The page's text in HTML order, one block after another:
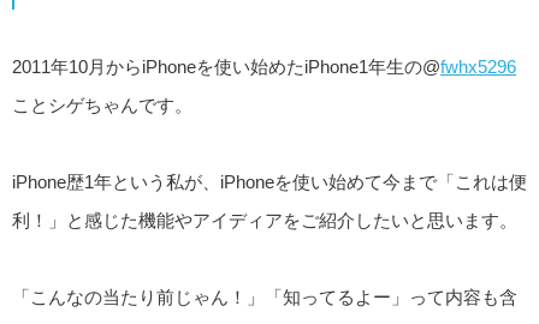
2011年10月からiPhoneを使い始めたiPhone1年生の@fwhx5296
ことシゲちゃんです。
iPhone歴1年という私が、iPhoneを使い始めて今まで「これは便
利！」と感じた機能やアイディアをご紹介したいと思います。
「こんなの当たり前じゃん！」「知ってるよー」って内容も含